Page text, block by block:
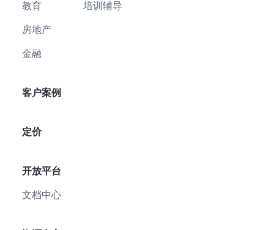
教育
房地产
金融
培训辅导
客户案例
定价
开放平台
文档中心